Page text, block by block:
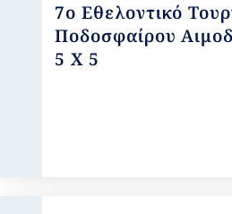
7ο Εθελοντικό
Ποδοσφαίρου
5 Χ 5